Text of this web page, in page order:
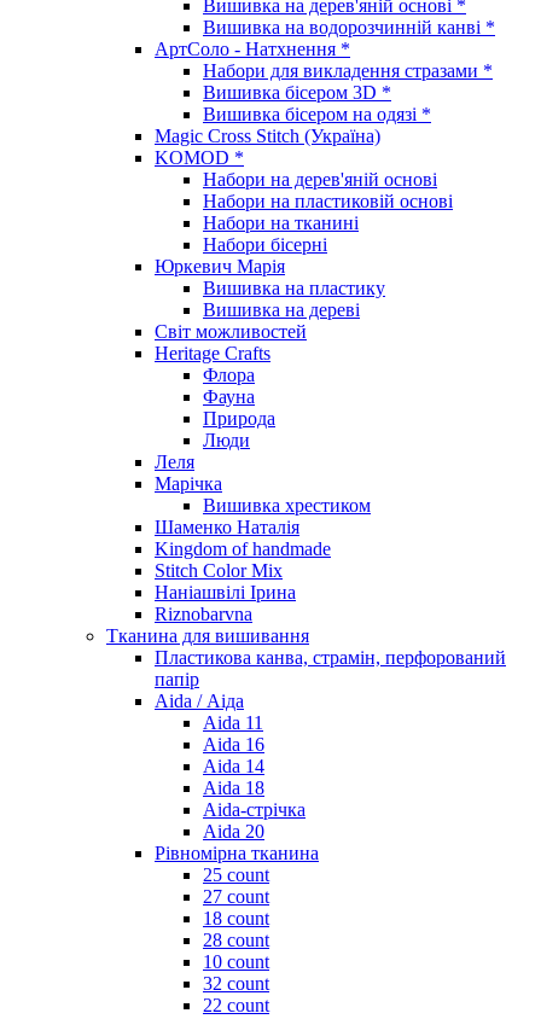
Вишивка на дерев'яній основі *
Вишивка на водорозчинній канві *
АртСоло - Натхнення *
Набори для викладення стразами *
Вишивка бісером 3D *
Вишивка бісером на одязі *
Magic Cross Stitch (Україна)
KOMOD *
Набори на дерев'яній основі
Набори на пластиковій основі
Набори на тканині
Набори бісерні
Юркевич Марія
Вишивка на пластику
Вишивка на дереві
Світ можливостей
Heritage Crafts
Флора
Фауна
Природа
Люди
Леля
Марічка
Вишивка хрестиком
Шаменко Наталія
Kingdom of handmade
Stitch Color Mix
Наніашвілі Ірина
Riznobarvna
Тканина для вишивання
Пластикова канва, страмін, перфорований
папір
Aida / Аіда
Aida 11
Aida 16
Aida 14
Aida 18
Aida-стрічка
Aida 20
Рівномірна тканина
25 count
27 count
18 count
28 count
10 count
32 count
22 count